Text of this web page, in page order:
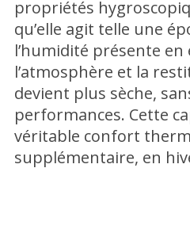
propriétés
qu’elle agit telle une
l’humidité présente en
l’atmosphère et la
devient plus sèche,
performances. Cette
véritable confort
supplémentaire, en